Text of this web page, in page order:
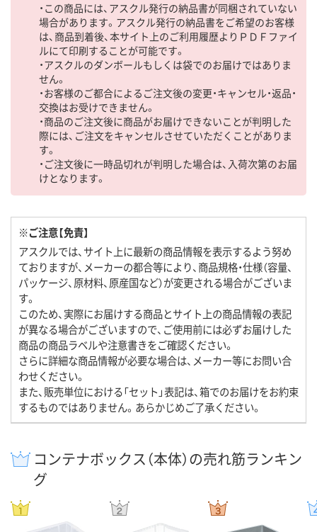
・この商品には、アスクル発行の納品書が同梱されていない
場合があります。アスクル発行の納品書をご希望のお客様
は、商品到着後、本サイト上のご利用履歴よりＰＤＦファイ
ルにて印刷することが可能です。
・アスクルのダンボールもしくは袋でのお届けではありま
せん。
・お客様のご都合によるご注文後の変更・キャンセル・返品・
交換はお受けできません。
・商品のご注文後に商品がお届けできないことが判明した
際には、ご注文をキャンセルさせていただくことがありま
す。
・ご注文後に一時品切れが判明した場合は、入荷次第のお届
けとなります。
※ご注意【免責】
アスクルでは、サイト上に最新の商品情報を表示するよう努め
ておりますが、メーカーの都合等により、商品規格・仕様（容量、
パッケージ、原材料、原産国など）が変更される場合がございま
す。
このため、実際にお届けする商品とサイト上の商品情報の表記
が異なる場合がございますので、ご使用前には必ずお届けした
商品の商品ラベルや注意書きをご確認ください。
さらに詳細な商品情報が必要な場合は、メーカー等にお問い合
わせください。
また、販売単位における「セット」表記は、箱でのお届けをお約束
するものではありません。あらかじめご了承ください。
コンテナボックス（本体）の売れ筋ランキン
グ